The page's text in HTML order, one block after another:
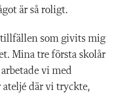
är så roligt.
som givits mig
Mina tre första skolår
vi med
ateljé där vi tryckte,